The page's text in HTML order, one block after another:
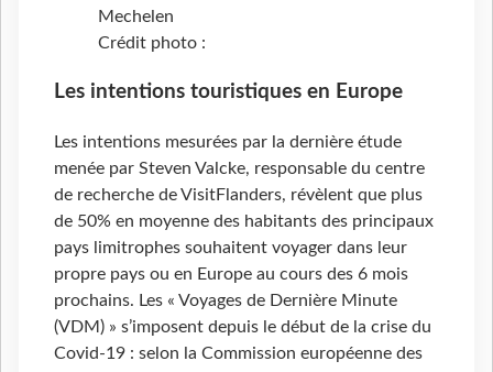
Mechelen
Crédit photo :
Les intentions touristiques en Europe
Les intentions mesurées par la dernière étude
menée par Steven Valcke, responsable du centre
de recherche de VisitFlanders, révèlent que plus
de 50% en moyenne des habitants des principaux
pays limitrophes souhaitent voyager dans leur
propre pays ou en Europe au cours des 6 mois
prochains. Les « Voyages de Dernière Minute
(VDM) » s’imposent depuis le début de la crise du
Covid-19 : selon la Commission européenne des